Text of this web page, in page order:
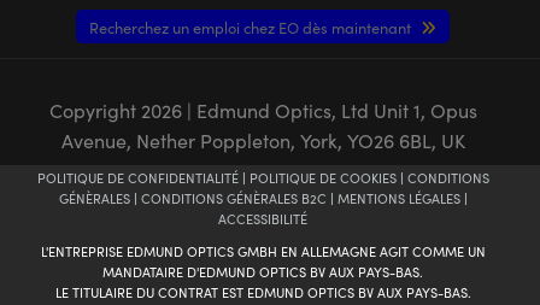
Recherchez un emploi chez EO dès maintenant
Copyright 2026| Edmund Optics, Ltd Unit 1, Opus
Avenue, Nether Poppleton, York, YO26 6BL, UK
POLITIQUE DE CONFIDENTIALITÉ| POLITIQUE DE COOKIES| CONDITIONS
GÉNÈRALES| CONDITIONS GÉNÈRALES B2C | MENTIONS LÉGALES|
ACCESSIBILITÉ
L'ENTREPRISE EDMUND OPTICS GMBH EN ALLEMAGNE AGIT COMME UN
MANDATAIRE D'EDMUND OPTICS BV AUX PAYS-BAS.
LE TITULAIRE DU CONTRAT EST EDMUND OPTICS BV AUX PAYS-BAS.